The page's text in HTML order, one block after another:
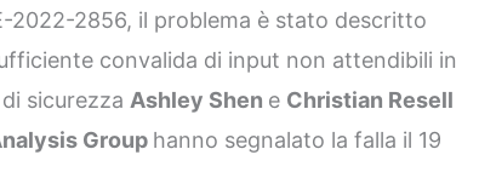
2022-2856, il problema è stato descritto
convalida di input non attendibili in
sicurezza Ashley Shen e Christian Resell
Group hanno segnalato la falla il 19